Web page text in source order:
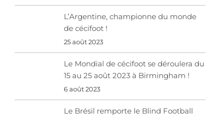
L’Argentine, championne du monde
de cécifoot !
25 août 2023
Le Mondial de cécifoot se déroulera du
15 au 25 août 2023 à Birmingham !
6 août 2023
Le Brésil remporte le Blind Football